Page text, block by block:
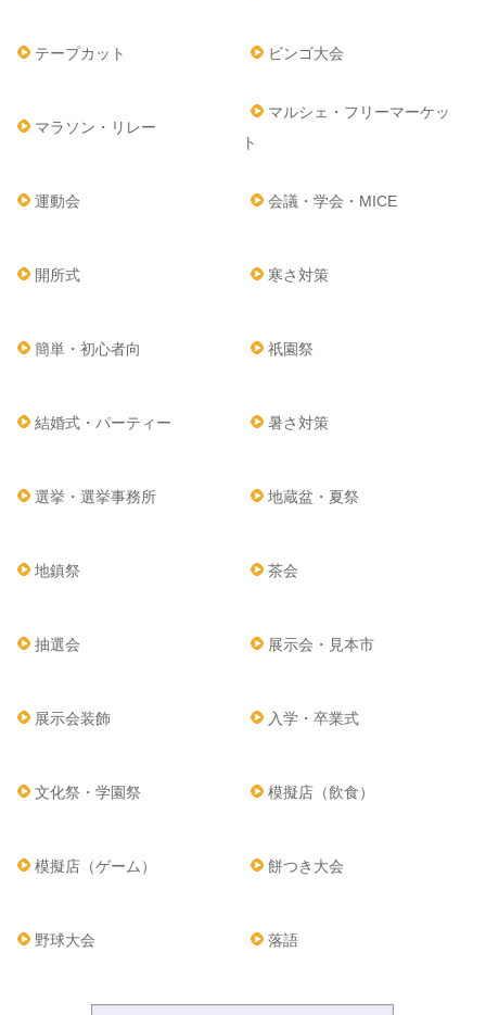
テープカット ビンゴ大会
マラソン・リレー
マルシェ・フリーマーケッ
ト
運動会 会議・学会・MICE
開所式 寒さ対策
簡単・初心者向 祇園祭
結婚式・パーティー 暑さ対策
選挙・選挙事務所 地蔵盆・夏祭
地鎮祭 茶会
抽選会 展示会・見本市
展示会装飾 入学・卒業式
文化祭・学園祭 模擬店（飲食）
模擬店（ゲーム） 餅つき大会
野球大会 落語